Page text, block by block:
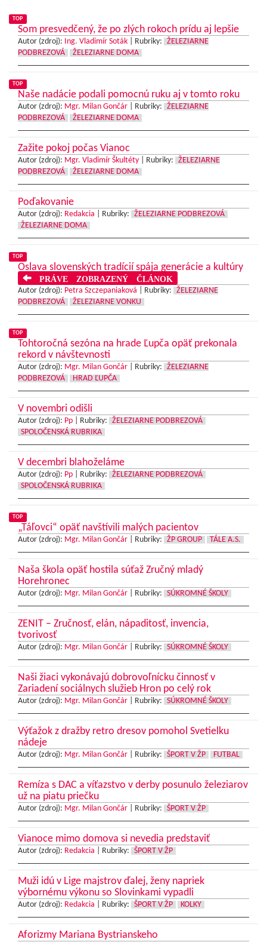
TOP
Som presvedčený, že po zlých rokoch prídu aj lepšie
Autor (zdroj): Ing. Vladimír Soták Rubriky:
ŽELEZIARNE
PODBREZOVÁ
ŽELEZIARNE DOMA
TOP
Naše nadácie podali pomocnú ruku aj v tomto roku
Autor (zdroj): Mgr. Milan Gončár Rubriky:
ŽELEZIARNE
PODBREZOVÁ
ŽELEZIARNE DOMA
Zažite pokoj počas Vianoc
Autor (zdroj): Mgr. Vladimír Škultéty Rubriky:
ŽELEZIARNE
PODBREZOVÁ
ŽELEZIARNE DOMA
Poďakovanie
Autor (zdroj): Redakcia Rubriky:
ŽELEZIARNE PODBREZOVÁ
ŽELEZIARNE DOMA
TOP
Oslava slovenských tradícií spája generácie a kultúry
PRÁVE ZOBRAZENÝ ČLÁNOK
Autor (zdroj): Petra Szczepaniaková Rubriky:
ŽELEZIARNE
PODBREZOVÁ
ŽELEZIARNE VONKU
TOP
Tohtoročná sezóna na hrade Ľupča opäť prekonala
rekord v návštevnosti
Autor (zdroj): Mgr. Milan Gončár Rubriky:
ŽELEZIARNE
PODBREZOVÁ
HRAD ĽUPČA
V novembri odišli
Autor (zdroj): Pp Rubriky:
ŽELEZIARNE PODBREZOVÁ
SPOLOČENSKÁ RUBRIKA
V decembri blahoželáme
Autor (zdroj): Pp Rubriky:
ŽELEZIARNE PODBREZOVÁ
SPOLOČENSKÁ RUBRIKA
TOP
„Táľovci“ opäť navštívili malých pacientov
Autor (zdroj): Mgr. Milan Gončár Rubriky: ŽP GROUP TÁLE A.S.
Naša škola opäť hostila súťaž Zručný mladý
Horehronec
Autor (zdroj): Mgr. Milan Gončár Rubriky: SÚKROMNÉ ŠKOLY
ZENIT – Zručnosť, elán, nápaditosť, invencia,
tvorivosť
Autor (zdroj): Mgr. Milan Gončár Rubriky: SÚKROMNÉ ŠKOLY
Naši žiaci vykonávajú dobrovoľnícku činnosť v
Zariadení sociálnych služieb Hron po celý rok
Autor (zdroj): Mgr. Milan Gončár Rubriky: SÚKROMNÉ ŠKOLY
Výťažok z dražby retro dresov pomohol Svetielku
nádeje
Autor (zdroj): Mgr. Milan Gončár Rubriky: ŠPORT V ŽP FUTBAL
Remíza s DAC a víťazstvo v derby posunulo železiarov
už na piatu priečku
Autor (zdroj): Mgr. Milan Gončár Rubriky: ŠPORT V ŽP
Vianoce mimo domova si nevedia predstaviť
Autor (zdroj): Redakcia Rubriky: ŠPORT V ŽP
Muži idú v Lige majstrov ďalej, ženy napriek
výbornému výkonu so Slovinkami vypadli
Autor (zdroj): Redakcia Rubriky: ŠPORT V ŽP KOLKY
Aforizmy Mariana Bystrianskeho